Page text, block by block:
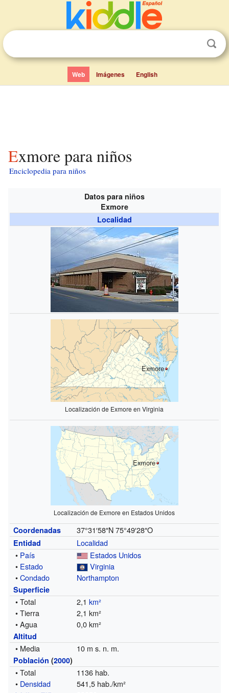
Web Imágenes English
Exmore para niños
Enciclopedia para niños
Datos para niños
Exmore
Localidad
Exmore
Localización de Exmore en Virginia
Exmore
Localización de Exmore en Estados Unidos
Coordenadas 37°31′58″N 75°49′28″O
Entidad
Localidad
• País
Estados Unidos
• Estado
Virginia
•Condado Northampton
Superficie
• Total 2,1km²
• Tierra
2,1 km²
• Agua
0,0 km²
Altitud
• Media 10 m s. n. m.
Población (2000)
• Total
1136 hab.
• Densidad 541,5 hab./km²